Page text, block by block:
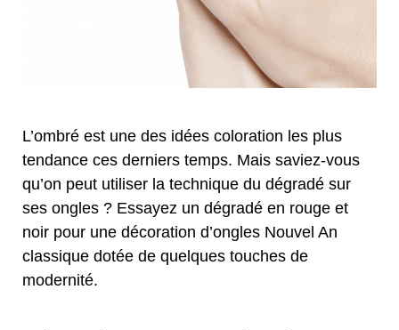
L’ombré est une des idées coloration les plus
tendance ces derniers temps. Mais saviez-vous
qu’on peut utiliser la technique du dégradé sur
ses ongles ? Essayez un dégradé en rouge et
noir pour une décoration d’ongles Nouvel An
classique dotée de quelques touches de
modernité.